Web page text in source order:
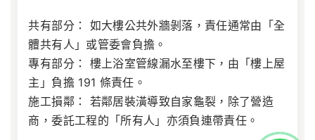
共有部分：
如大樓公共外牆剝落，責任通常由「全
體共有人」或管委會負擔。
專有部分：
樓上浴室管線漏水至樓下，由「樓上屋
主」負擔 191 條責任。
施工損鄰：
若鄰居裝潢導致自家龜裂，除了營造
商，委託工程的「所有人」亦須負連帶責任。